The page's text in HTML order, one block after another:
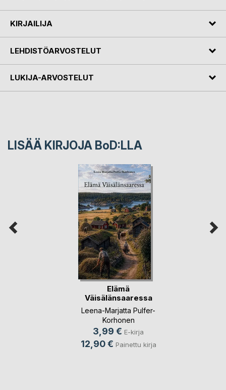
KIRJAILIJA
LEHDISTÖARVOSTELUT
LUKIJA-ARVOSTELUT
LISÄÄ KIRJOJA BoD:LLA
Elämä
Väisälänsaaressa
Leena-Marjatta Pulfer-
Korhonen
3,99 € E-kirja
12,90 € Painettu kirja